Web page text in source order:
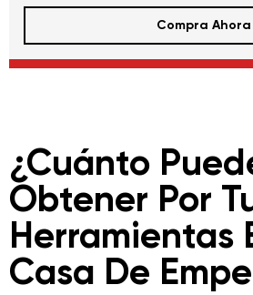
Compra Ahora
¿Cuánto
Obtener Por
Herramientas
Casa De